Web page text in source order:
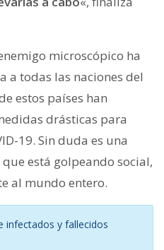
microscópico ha
a todas las naciones del
estos países han
drásticas para
19. Sin duda es una
está golpeando social,
al mundo entero.
infectados y fallecidos